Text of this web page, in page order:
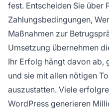
fest. Entscheiden Sie über
Zahlungsbedingungen,
Maßnahmen zur
Umsetzung übernehmen
Ihr Erfolg hängt davon ab,
und sie mit allen nötigen
auszustatten. Viele
WordPress generieren